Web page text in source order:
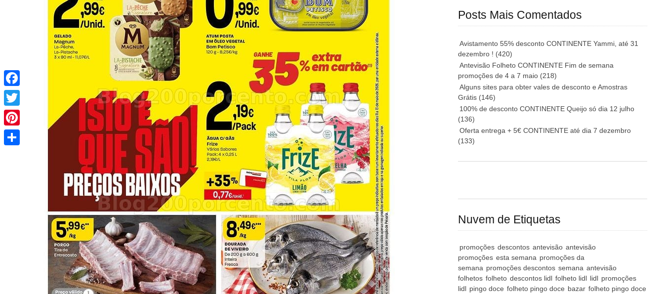
Posts Mais Comentados
Avistamento 55% desconto CONTINENTE Yammi, até 31
dezembro ! (420)
Antevisão Folheto CONTINENTE Fim de semana
promoções de 4 a 7 maio (218)
Alguns sites para obter vales de desconto e Amostras
Grátis (146)
100% de desconto CONTINENTE Queijo só dia 12 julho
(136)
Oferta entrega + 5€ CONTINENTE até dia 7 dezembro
(133)
Nuvem de Etiquetas
promoções descontos antevisão antevisão
promoções esta semana promoções da
semana promoções descontos semana antevisão
folhetos folheto descontos lidl folheto lidl lidl promoções
lidl pingo doce folheto pingo doce bazar folheto pingo doce